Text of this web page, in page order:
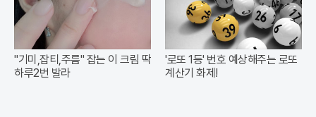
"기미,잡티,주름" 잡는 이 크림 딱
하루2번 발라
'로또 1등' 번호 예상해주는 로또
계산기 화제!